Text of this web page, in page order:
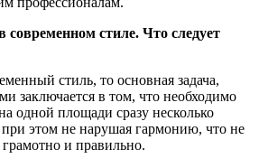
стиле. Что следует
стиль, то основная задача,
заключается в том, что необходимо
одной площади сразу несколько
этом не нарушая гармонию, что не
грамотно и правильно.